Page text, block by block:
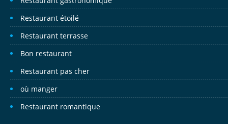
Restaurant étoilé
Restaurant terrasse
Bon restaurant
Restaurant pas cher
où manger
Restaurant romantique